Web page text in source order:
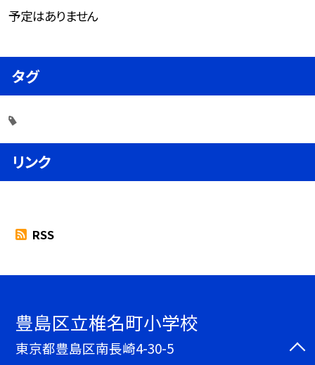
予定はありません
タグ
リンク
RSS
豊島区立椎名町小学校
東京都豊島区南長崎4-30-5